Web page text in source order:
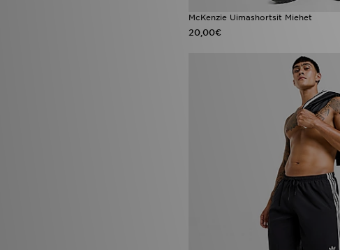
McKenzie Uimashortsit Miehet
20,00€